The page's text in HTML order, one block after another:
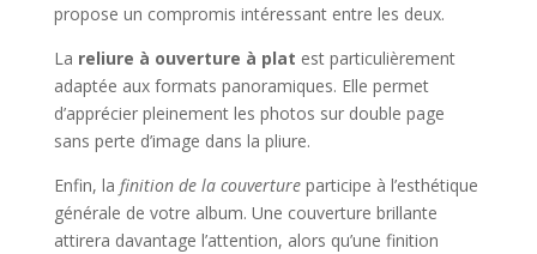
propose un compromis intéressant entre les deux.
La reliure à ouverture à plat est particulièrement
adaptée aux formats panoramiques. Elle permet
d’apprécier pleinement les photos sur double page
sans perte d’image dans la pliure.
Enfin, la finition de la couvertureparticipe à l’esthétique
générale de votre album. Une couverture brillante
attirera davantage l’attention, alors qu’une finition